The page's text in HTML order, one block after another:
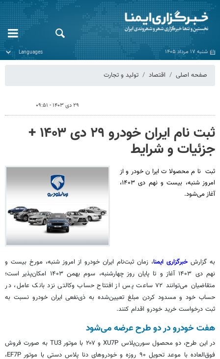
شنبه ۱۷ مرداد ۱۴۰۵
صفحه اصلی اقتصاد تولید و تجارت
۲۹ دی ۱۴۰۳ - ۰۹:۵۱
ثبت نام ایران خودرو ۲۹ دی ۱۴۰۳ +
جزئیات و شرایط
ثبت‌ نام محصولات ایران خودرو از
امروز شنبه، بیست و نهم دی ۱۴۰۳،
آغاز می‌شود.
به گزارش خبرگزاری ایمنا، زمان ثبت‌نام ایران خودرو از امروز شنبه، مورخ بیست و
نهم دی ۱۴۰۳ آغاز و تا پایان روز چهارشنبه، سوم بهمن ۱۴۰۳ امکان‌پذیر است؛
متقاضیان می‌توانند ۷۲ ساعت پس از افتتاح حساب وکالتی نزد بانک عامل، در
حساب خود و مسدود کردن مبلغ تعیین‌شده به ذی‌نفعی ایران خودرو نسبت به
ثبت درخواست خرید خودرو اقدام کنند.
هفت خودرو در دو طرح عرضه می‌شود
در این طرح، دو محصول سورن‌پلاس XU7P و ۲۰۷ با موتور TU3 به صورت فروش
فوق‌العاده با موعد تحویل ۹۰ روزه و خودروهای دنا پلاس دستی با موتور EF7P،